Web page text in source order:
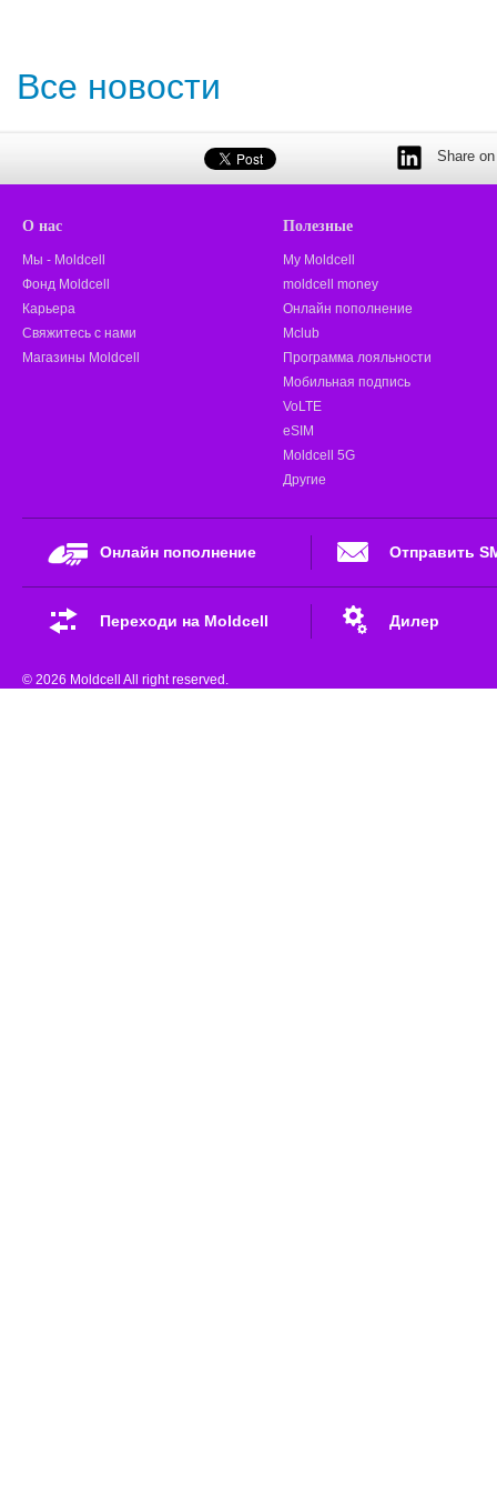
Все новости
Share
О нас
Мы - Moldcell
Фонд Moldcell
Карьера
Свяжитесь с нами
Магазины Moldcell
Полезные
My Moldcell
moldcell money
Онлайн пополнение
Mclub
Программа лояльности
Мобильная подпись
VoLTE
eSIM
Moldcell 5G
Другие
Онлайн пополнение Отправить
Переходи на Moldcell Дилер
© 2026 Moldcell All right reserved.